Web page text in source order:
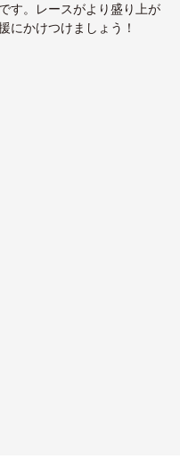
す。レースがより盛り上が
にかけつけましょう！